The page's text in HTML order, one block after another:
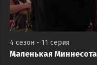
4 сезон - 11 серия
Маленькая Миннесота